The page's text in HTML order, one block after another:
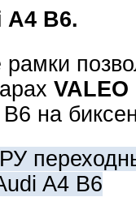
A4 B6.
VALEO
на
A4 B6